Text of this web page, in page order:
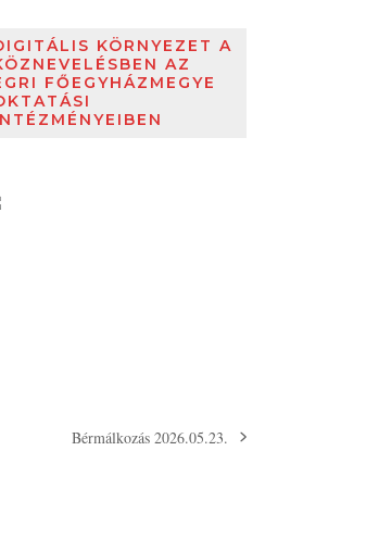
KÖRNYEZET A
AZ
FŐEGYHÁZMEGYE
next
Bérmálkozás 2026.05.23.